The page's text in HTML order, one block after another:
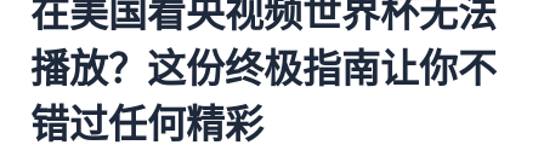
在美国看央视频世界杯无法
播放？这份终极指南让你不
错过任何精彩